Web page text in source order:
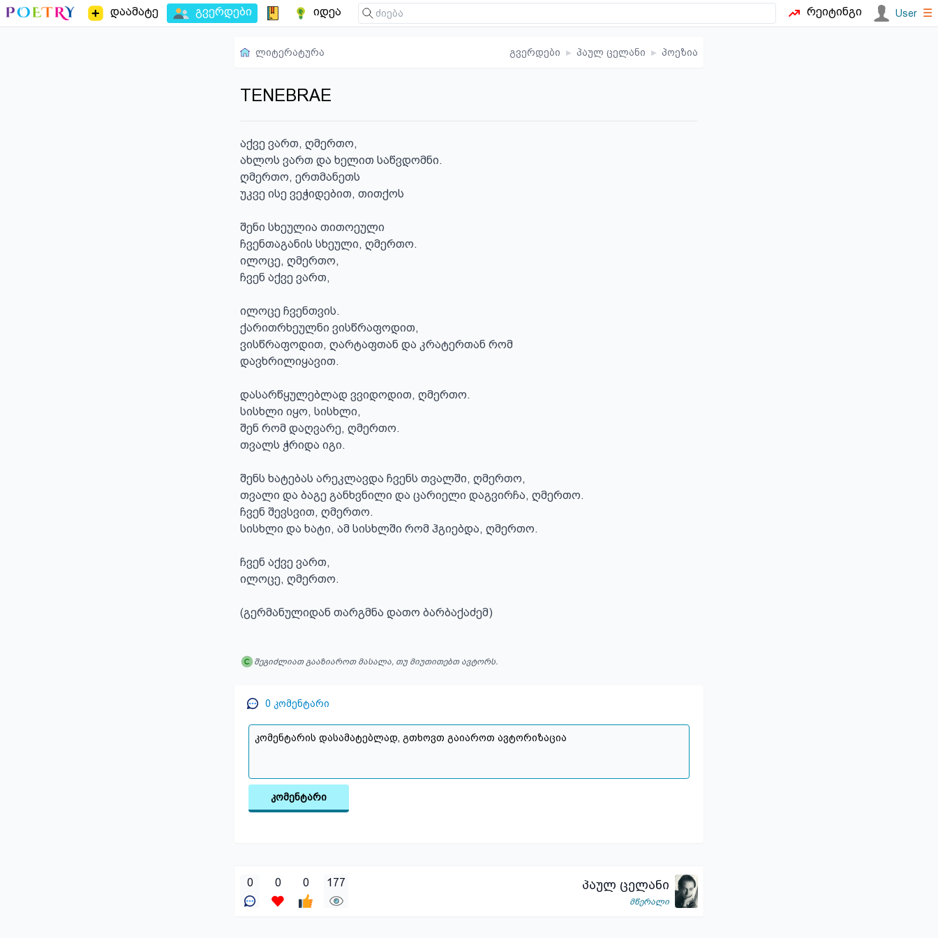
დაამატე გვერდები იდეა რეიტინგი User ☰
ლიტერატურა გვერდები ▸ პაულ ცელანი ▸ პოეზია
TENEBRAE
აქვე ვართ, ღმერთო,
ახლოს ვართ და ხელით საწვდომნი.
ღმერთო, ერთმანეთს
უკვე ისე ვეჭიდებით, თითქოს
შენი სხეულია თითოეული
ჩვენთაგანის სხეული, ღმერთო.
ილოცე, ღმერთო,
ჩვენ აქვე ვართ,
ილოცე ჩვენთვის.
ქარითრხეულნი ვისწრაფოდით,
ვისწრაფოდით, ღარტაფთან და კრატერთან რომ
დავხრილიყავით.
დასარწყულებლად ვვიდოდით, ღმერთო.
სისხლი იყო, სისხლი,
შენ რომ დაღვარე, ღმერთო.
თვალს ჭრიდა იგი.
შენს ხატებას არეკლავდა ჩვენს თვალში, ღმერთო,
თვალი და ბაგე განხვნილი და ცარიელი დაგვირჩა, ღმერთო.
ჩვენ შევსვით, ღმერთო.
სისხლი და ხატი, ამ სისხლში რომ ჰგიებდა, ღმერთო.
ჩვენ აქვე ვართ,
ილოცე, ღმერთო.
(გერმანულიდან თარგმნა დათო ბარბაქაძემ)
შეგიძლიათ გააზიაროთ მასალა, თუ მიუთითებთ ავტორს.
0 კომენტარი
კომენტარი
0 0 0 177 პაულ ცელანი
მწერალი